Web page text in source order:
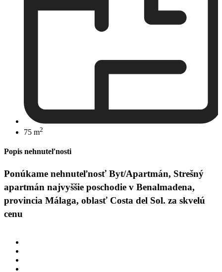
75 m2
Popis nehnuteľnosti
Ponúkame nehnuteľnosť Byt/Apartmán, Strešný
apartmán najvyššie poschodie v Benalmadena,
provincia Málaga, oblasť Costa del Sol. za skvelú
cenu